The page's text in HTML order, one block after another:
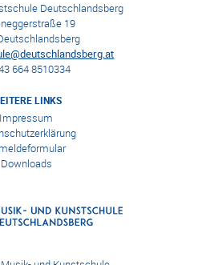
Deutschlandsberg
19
664 8510334
LINKS
Impressum
Downloads